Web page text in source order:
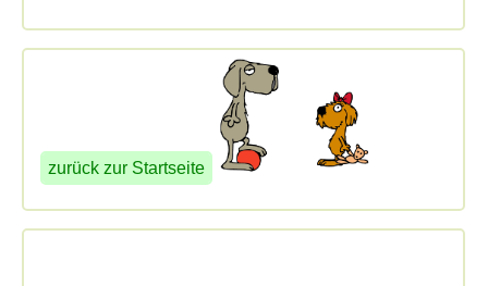
zurück zur Startseite